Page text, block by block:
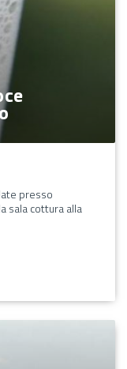
presso
sala cottura alla